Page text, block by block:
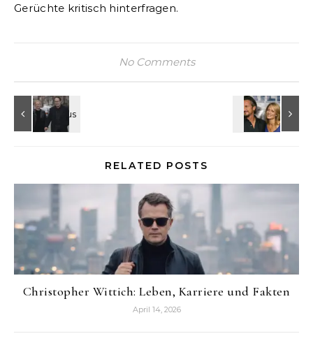
Gerüchte kritisch hinterfragen.
No Comments
RELATED POSTS
Christopher Wittich: Leben, Karriere und Fakten
April 14, 2026